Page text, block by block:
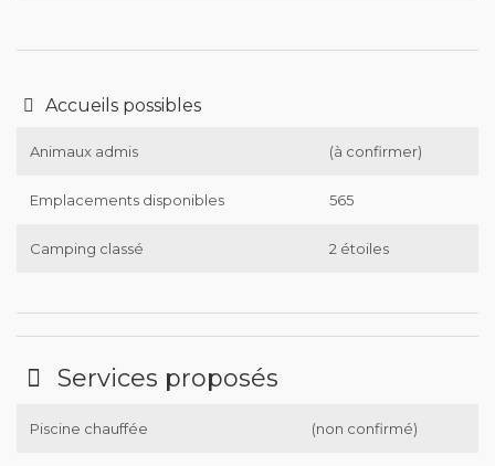
Accueils possibles
Animaux admis (à confirmer)
Emplacements disponibles 565
Camping classé 2 étoiles
Services proposés
Piscine chauffée (non confirmé)